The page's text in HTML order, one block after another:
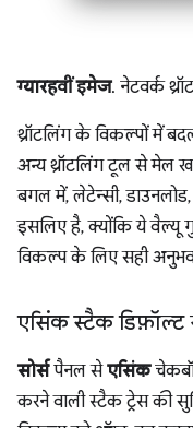
ग्यारहवीं इमेज. नेटवर्क
थ्रॉटलिंग के विकल्पों में
अन्य थ्रॉटलिंग टूल से मेल
बगल में, लेटेन्सी,
इसलिए है, क्योंकि ये वैल्यू
विकल्प के लिए सही
एसिंक स्टैक डिफ़ॉल्ट
सोर्सपैनल सेएसिंक
करने वाली स्टैक ट्रेस की